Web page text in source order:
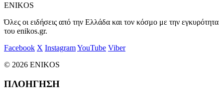
ENIKOS
Όλες οι ειδήσεις από την Ελλάδα και τον κόσμο με την εγκυρότητα
του enikos.gr.
Facebook X InstagramYouTube Viber
© 2026 ENIKOS
ΠΛΟΗΓΗΣΗ